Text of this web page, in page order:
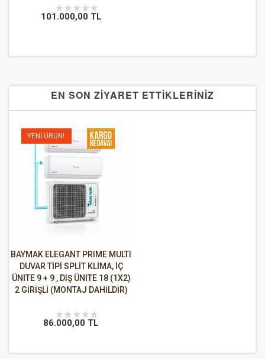
101.000,00 TL
EN SON ZİYARET ETTİKLERİNİZ
BAYMAK ELEGANT PRIME MULTI
DUVAR TİPİ SPLİT KLİMA, İÇ
ÜNİTE 9 + 9 , DIŞ ÜNİTE 18 (1X2)
2 GİRİŞLİ (MONTAJ DAHİLDİR)
YENI ÜRÜN!
86.000,00 TL